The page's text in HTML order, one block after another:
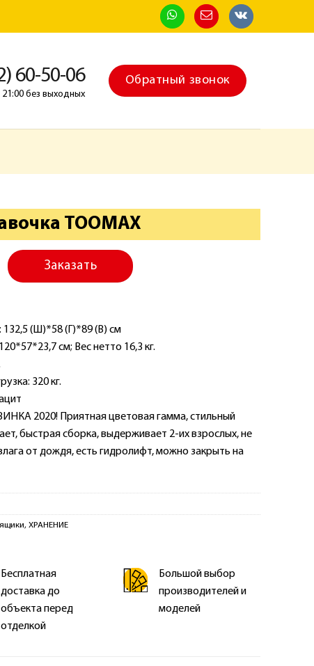
60-50-06
21:00 без выходных
Обратный звонок
TOOMAX
Заказать
(Ш)*58 (Г)*89 (В) см
см; Вес нетто 16,3 кг.
320 кг.
2020! Приятная цветовая гамма, стильный
быстрая сборка, выдерживает 2-их взрослых, не
от дождя, есть гидролифт, можно закрыть на
, ХРАНЕНИЕ
Бесплатная
доставка до
объекта перед
отделкой
Большой выбор
производителей и
моделей